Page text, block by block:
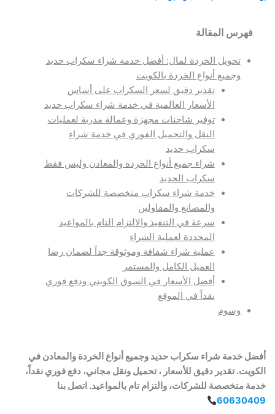
فهرس المقالة
تحويل الخردة لمال: أفضل خدمة شراء سكراب حديد
وجميع أنواع الخردة بالكويت
تقدير دقيق لسعر السكراب على أساس
الأسعار العالمية في خدمة شراء سكراب حديد
توفير شاحنات مجهزة وعمالة مدربة لعمليات
النقل والتحميل الفوري في خدمة شراء
سكراب حديد
شراء جميع أنواع الخردة والمعادن وليس فقط
سكراب الحديد
خدمة شراء سكراب متخصصة للشركات
والمصانع والمقاولين
سرعة في التنفيذ والالتزام التام بالمواعيد
المحددة لعملية الشراء
عملية شراء شفافة وموثوقة جداً لضمان رضا
العميل الكامل والمستمر
أفضل الأسعار في السوق الكويتي ودفع فوري
نقداً في الموقع
وسوم
أفضل خدمة شراء سكراب حديد وجميع أنواع الخردة والمعادن في
الكويت. تقدير دقيق للأسعار ، تحميل ونقل مجاني، دفع فوري نقداً،
خدمة متخصصة للشركات، والتزام تام بالمواعيد. اتصل بنا
60630409